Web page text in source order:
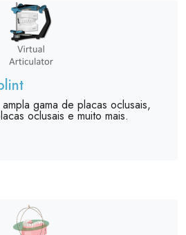
gama de placas oclusais,
oclusais e muito mais.